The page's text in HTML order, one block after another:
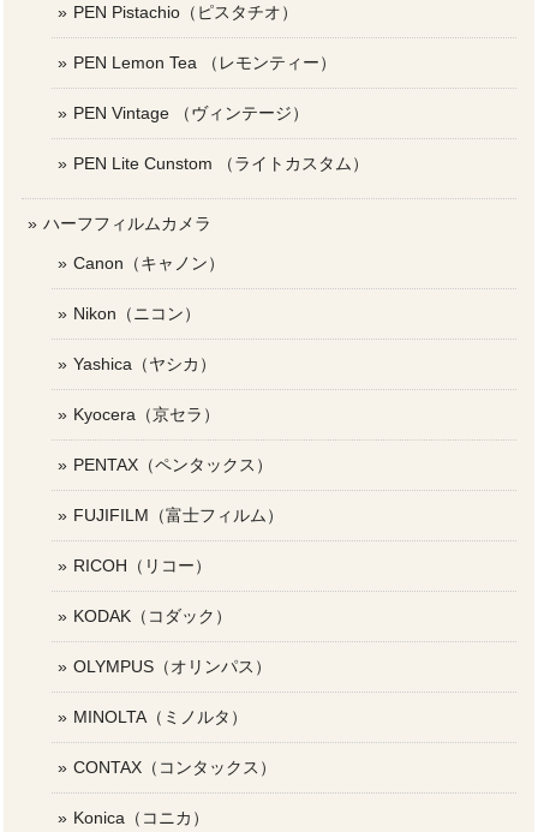
PEN Pistachio（ピスタチオ）
PEN Lemon Tea （レモンティー）
PEN Vintage （ヴィンテージ）
PEN Lite Cunstom （ライトカスタム）
ハーフフィルムカメラ
Canon（キャノン）
Nikon（ニコン）
Yashica（ヤシカ）
Kyocera（京セラ）
PENTAX（ペンタックス）
FUJIFILM（富士フィルム）
RICOH（リコー）
KODAK（コダック）
OLYMPUS（オリンパス）
MINOLTA（ミノルタ）
CONTAX（コンタックス）
Konica（コニカ）